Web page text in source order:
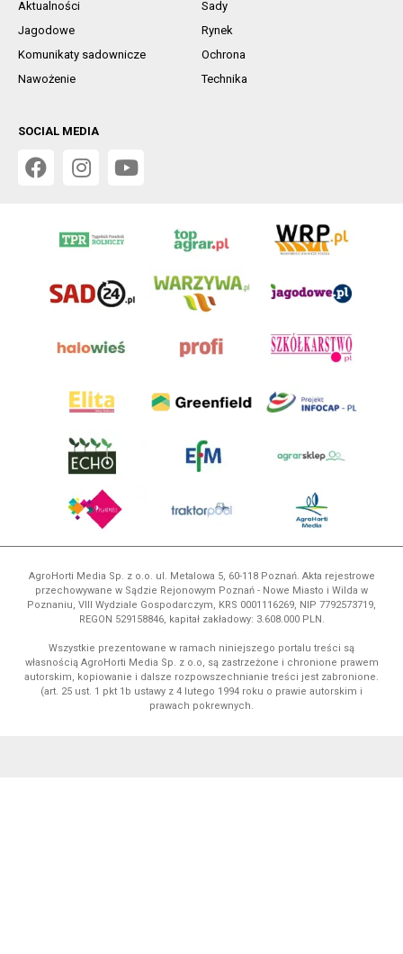
Aktualności
Sady
Jagodowe
Rynek
Komunikaty sadownicze
Ochrona
Nawożenie
Technika
SOCIAL MEDIA
AgroHorti Media Sp. z o.o. ul. Metalowa 5, 60-118 Poznań. Akta rejestrowe
przechowywane w Sądzie Rejonowym Poznań - Nowe Miasto i Wilda w
Poznaniu, VIII Wydziale Gospodarczym, KRS 0001116269, NIP 7792573719,
REGON 529158846, kapitał zakładowy: 3.608.000 PLN.
Wszystkie prezentowane w ramach niniejszego portalu treści są
własnością AgroHorti Media Sp. z o.o, są zastrzeżone i chronione prawem
autorskim, kopiowanie i dalsze rozpowszechnianie treści jest zabronione.
(art. 25 ust. 1 pkt 1b ustawy z 4 lutego 1994 roku o prawie autorskim i
prawach pokrewnych.